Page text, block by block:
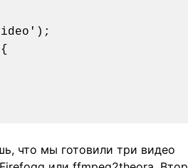
что мы готовили три видео